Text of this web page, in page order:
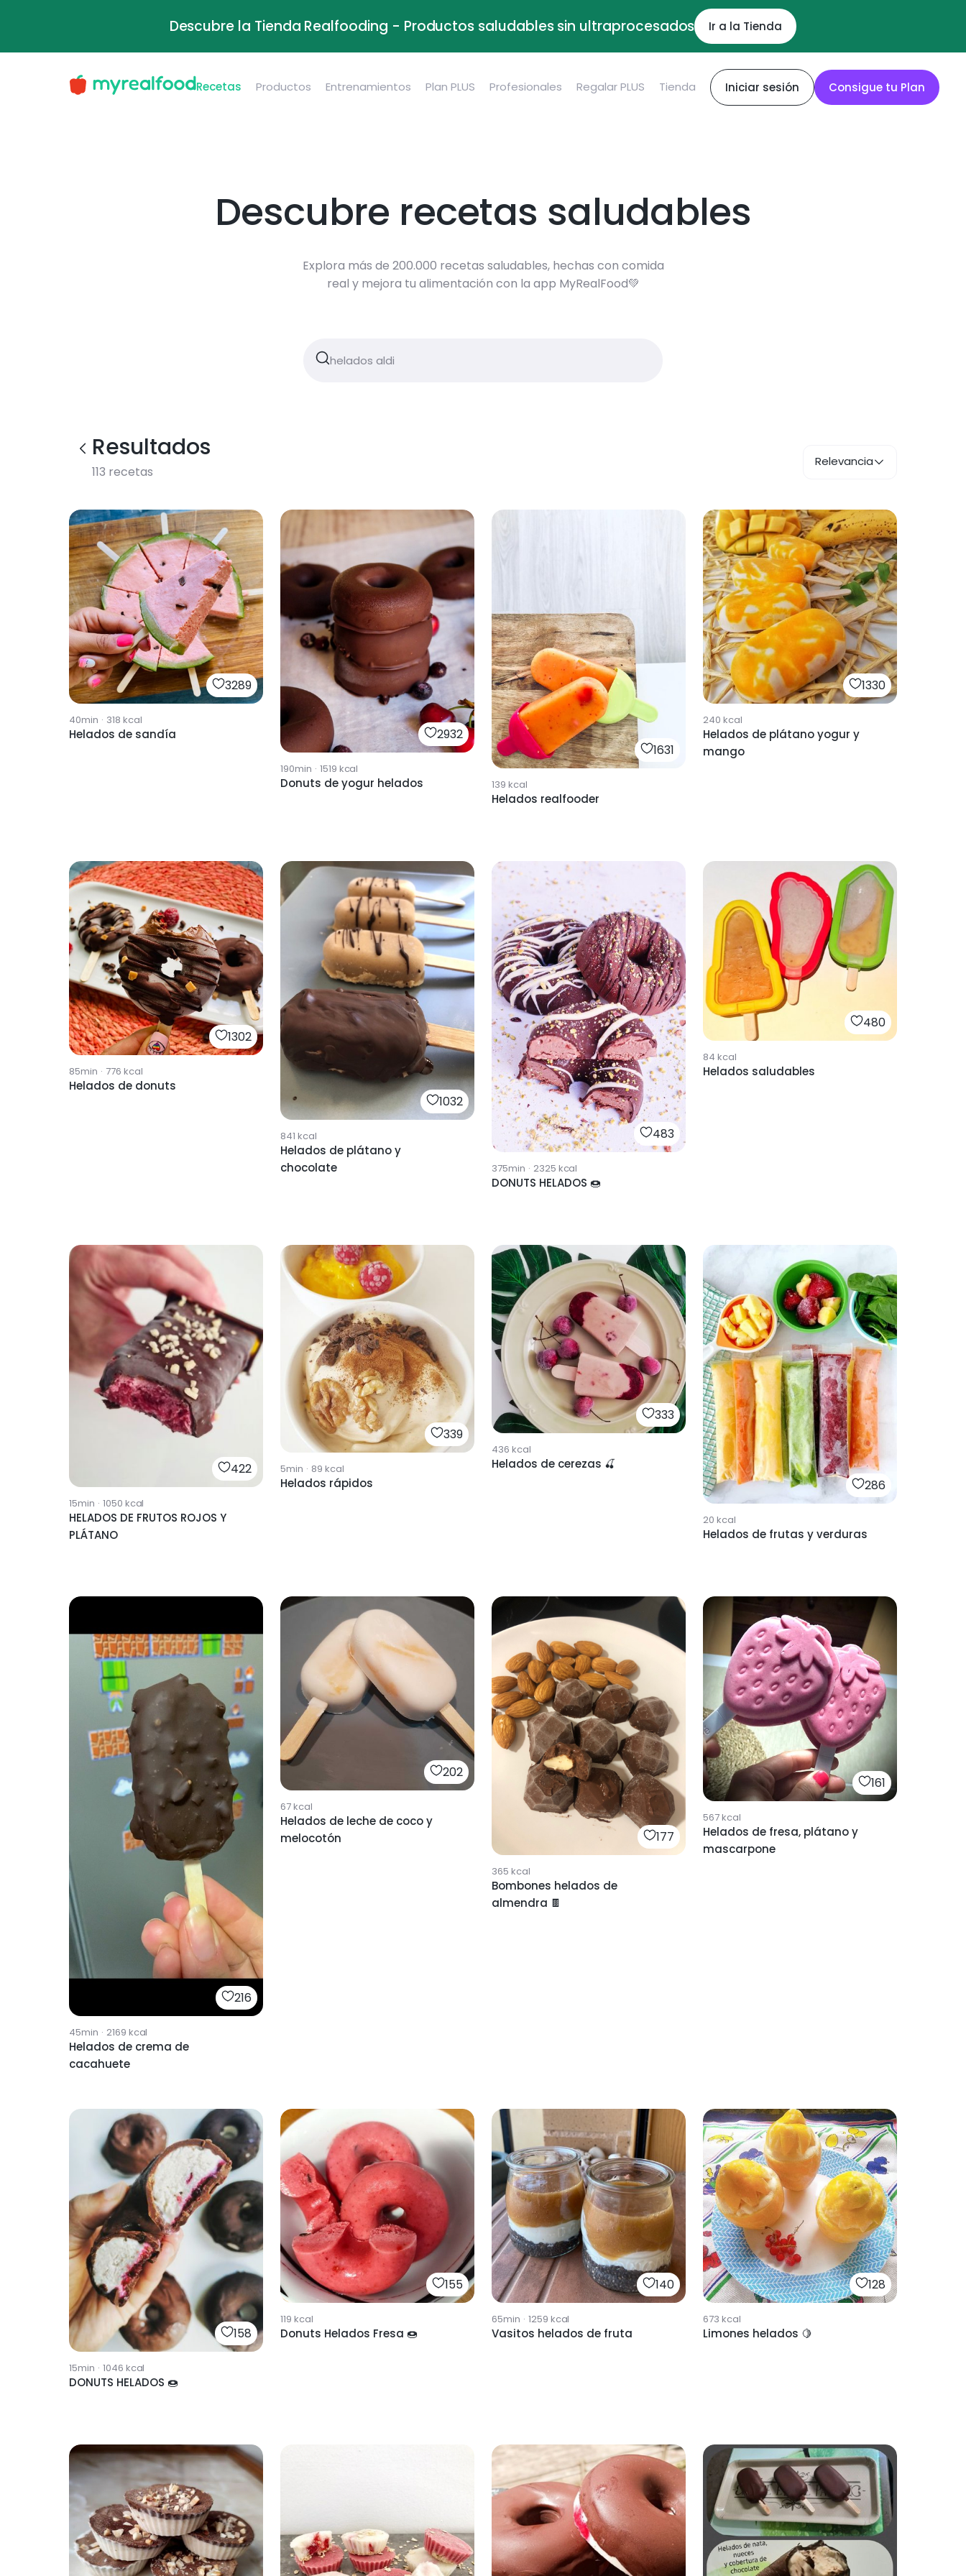
Descubre la Tienda Realfooding - Productos saludables sin ultraprocesados Ir a la Tienda
Recetas Productos Entrenamientos Plan PLUS Profesionales Regalar PLUS Tienda Iniciar sesión Consigue tu Plan
Descubre recetas saludables
Explora más de 200.000 recetas saludables, hechas con comida
real y mejora tu alimentación con la app MyRealFood💚
Resultados
113 recetas
Relevancia
3289
40min · 318 kcal
Helados de sandía 2932
190min · 1519 kcal
Donuts de yogur helados
1631
139 kcal
Helados realfooder
1330
240 kcal
Helados de plátano yogur y
mango
1302
85min · 776 kcal
Helados de donuts
1032
841 kcal
Helados de plátano y
chocolate
483
375min · 2325 kcal
DONUTS HELADOS 🍩
480
84 kcal
Helados saludables
422
15min · 1050 kcal
HELADOS DE FRUTOS ROJOS Y
PLÁTANO
339
5min · 89 kcal
Helados rápidos
333
436 kcal
Helados de cerezas 🍒
286
20 kcal
Helados de frutas y verduras
216
45min · 2169 kcal
Helados de crema de
cacahuete
202
67kcal
Helados de leche de coco y
melocotón
177
365 kcal
Bombones helados de
almendra 🍫
161
567kcal
Helados de fresa, plátano y
mascarpone
158
15min · 1046 kcal
DONUTS HELADOS 🍩
155
119 kcal
Donuts Helados Fresa 🍩
140
65min · 1259 kcal
Vasitos helados de fruta
128
673 kcal
Limones helados 🍋